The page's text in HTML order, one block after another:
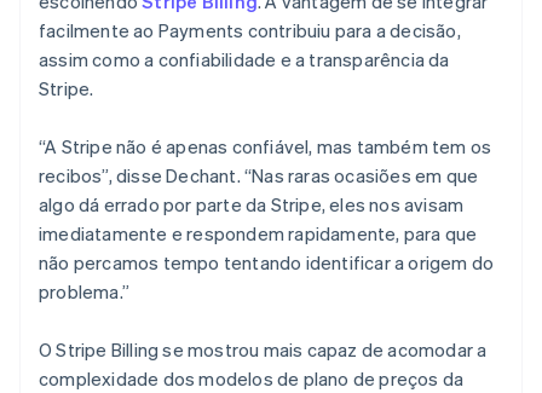
facilmente ao Payments contribuiu para a decisão,
assim como a confiabilidade e a transparência da
Stripe.
“A Stripe não é apenas confiável, mas também tem os
recibos”, disse Dechant. “Nas raras ocasiões em que
algo dá errado por parte da Stripe, eles nos avisam
imediatamente e respondem rapidamente, para que
não percamos tempo tentando identificar a origem do
problema.”
O Stripe Billing se mostrou mais capaz de acomodar a
complexidade dos modelos de plano de preços da